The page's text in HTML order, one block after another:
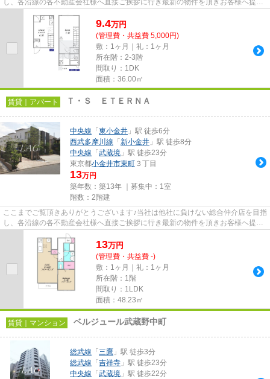
し、各沿線の各不動産会社様へ直接ご挨拶に行き最新の物件を頂きお客様へ提供
9.4万円
(管理費・共益費 5,000円)
敷：1ヶ月｜礼：1ヶ月
所在階：2-3階
間取り：1DK
面積：36.00㎡
賃貸｜アパート Ｔ・Ｓ ＥＴＥＲＮＡ
中央線 「 東小金井 」駅 徒歩6分
西武多摩川線 「 新小金井 」駅 徒歩8分
中央線 「 武蔵境 」駅 徒歩23分
東京都小金井市東町 ３丁目
13万円
築年数：築13年 ｜募集中： 1室
階数：2階建
ここまでご覧頂きありがとうございます♪当社は他社に負けない総合仲介店を目指
し、各沿線の各不動産会社様へ直接ご挨拶に行き最新の物件を頂きお客様へ提供
しております！最新の情報は...
13万円
(管理費・共益費 -)
敷：1ヶ月｜礼：1ヶ月
所在階：1階
間取り：1LDK
面積：48.23㎡
賃貸｜マンション ベルジュール武蔵野中町
総武線 「 三鷹 」駅 徒歩3分
総武線 「 吉祥寺 」駅 徒歩23分
中央線 「 武蔵境 」駅 徒歩22分